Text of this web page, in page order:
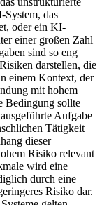
das
oder ein KI-
einer großen Zahl
sind so eng
darstellen, die
einem Kontext, der
mit hohem
Bedingung sollte
Aufgabe
Tätigkeit
dieser
Risiko relevant
wird eine
durch eine
Risiko dar.